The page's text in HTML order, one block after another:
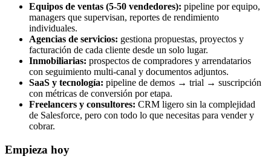
Equipos de ventas (5-50 vendedores): pipeline por equipo,
managers que supervisan, reportes de rendimiento
individuales.
Agencias de servicios: gestiona propuestas, proyectos y
facturación de cada cliente desde un solo lugar.
Inmobiliarias: prospectos de compradores y arrendatarios
con seguimiento multi-canal y documentos adjuntos.
SaaS y tecnología: pipeline de demos → trial → suscripción
con métricas de conversión por etapa.
Freelancers y consultores: CRM ligero sin la complejidad
de Salesforce, pero con todo lo que necesitas para vender y
cobrar.
Empieza hoy